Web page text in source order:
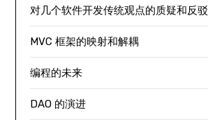
对几个软件开发传统观点的质疑和反驳
MVC 框架的映射和解耦
编程的未来
DAO 的演进